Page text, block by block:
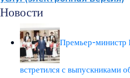
Новости
Премьер-
встретился с выпускниками